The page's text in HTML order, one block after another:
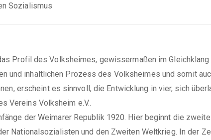
Sozialismus
Profil des Volksheimes, gewissermaßen im
und inhaltlichen Prozess des Volksheimes und somit
erscheint es sinnvoll, die Entwicklung in vier, sich
Vereins Volksheim e.V..
der Weimarer Republik 1920. Hier beginnt die
Nationalsozialisten und den Zweiten Weltkrieg. In der